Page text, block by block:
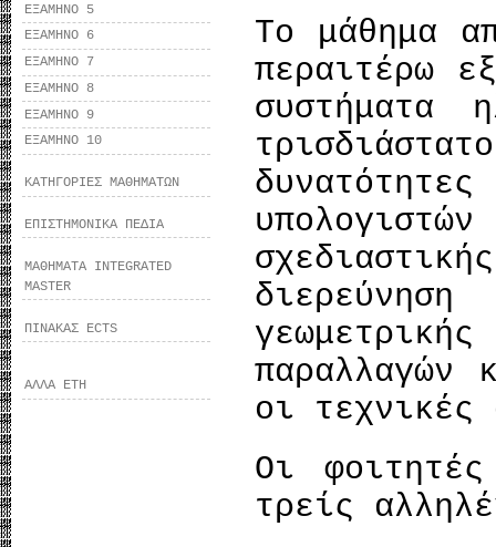
ΕΞΑΜΗΝΟ 5
ΕΞΑΜΗΝΟ 6
ΕΞΑΜΗΝΟ 7
ΕΞΑΜΗΝΟ 8
ΕΞΑΜΗΝΟ 9
ΕΞΑΜΗΝΟ 10
ΚΑΤΗΓΟΡΙΕΣ ΜΑΘΗΜΑΤΩΝ
ΕΠΙΣΤΗΜΟΝΙΚΑ ΠΕΔΙΑ
ΜΑΘΗΜΑΤΑ INTEGRATED
MASTER
ΠΙΝΑΚΑΣ ECTS
ΑΛΛΑ ΕΤΗ
Το μάθημα
περαιτέρω
συστήματα
παραλλαγών
οι τεχνικές
Οι
τρείς